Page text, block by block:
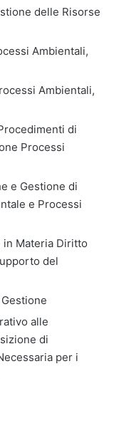
delle Risorse
Ambientali,
Ambientali,
di
Processi
e Gestione di
e Processi
in Materia Diritto
del
alle
di
per i